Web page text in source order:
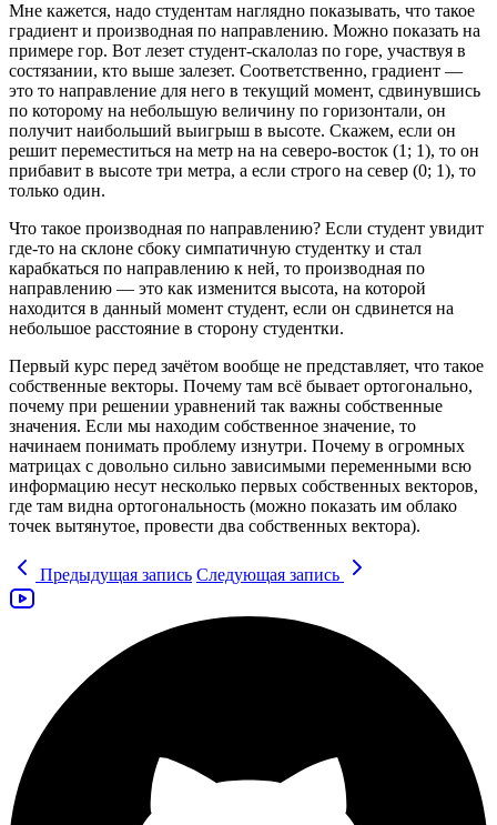
Мне кажется, надо студентам наглядно показывать, что такое
градиент и производная по направлению. Можно показать на
примере гор. Вот лезет студент-скалолаз по горе, участвуя в
состязании, кто выше залезет. Соответственно, градиент —
это то направление для него в текущий момент, сдвинувшись
по которому на небольшую величину по горизонтали, он
получит наибольший выигрыш в высоте. Скажем, если он
решит переместиться на метр на на северо-восток (1; 1), то он
прибавит в высоте три метра, а если строго на север (0; 1), то
только один.
Что такое производная по направлению? Если студент увидит
где-то на склоне сбоку симпатичную студентку и стал
карабкаться по направлению к ней, то производная по
направлению — это как изменится высота, на которой
находится в данный момент студент, если он сдвинется на
небольшое расстояние в сторону студентки.
Первый курс перед зачётом вообще не представляет, что такое
собственные векторы. Почему там всё бывает ортогонально,
почему при решении уравнений так важны собственные
значения. Если мы находим собственное значение, то
начинаем понимать проблему изнутри. Почему в огромных
матрицах с довольно сильно зависимыми переменными всю
информацию несут несколько первых собственных векторов,
где там видна ортогональность (можно показать им облако
точек вытянутое, провести два собственных вектора).
Предыдущая запись Следующая запись